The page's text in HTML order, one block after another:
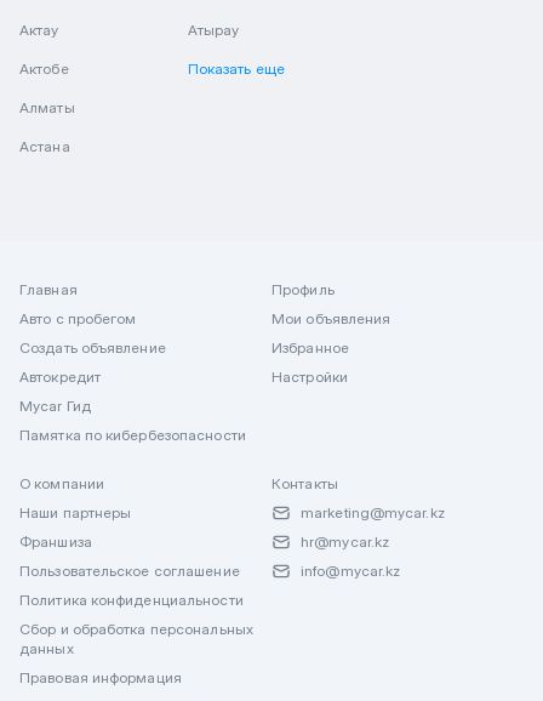
Актау
Актобе
Алматы
Астана
Атырау
Показать еще
Главная
Авто с пробегом
Создать объявление
Автокредит
Mycar Гид
Памятка по кибербезопасности
Профиль
Мои объявления
Избранное
Настройки
О компании
Наши партнеры
Франшиза
Пользовательское соглашение
Политика конфиденциальности
Сбор и обработка персональных
данных
Правовая информация
Контакты
marketing@mycar.kz
hr@mycar.kz
info@mycar.kz